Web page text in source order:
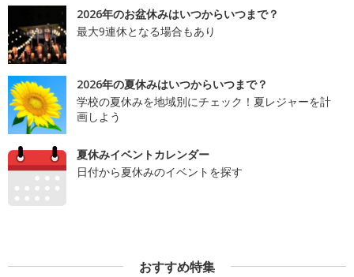
2026年のお盆休みはいつからいつまで？
最大9連休となる場合もあり
2026年の夏休みはいつからいつまで？
学校の夏休みを地域別にチェック！夏レジャーを計
画しよう
夏休みイベントカレンダー
日付から夏休みのイベントを探す
おすすめ特集